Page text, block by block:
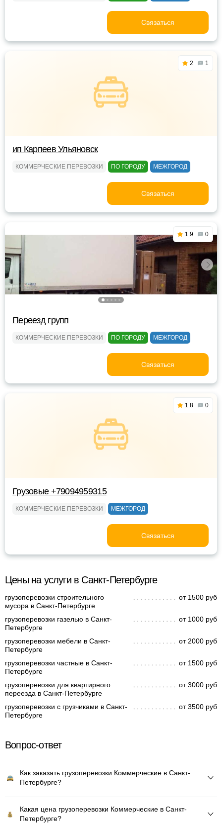
Связаться
2 1
ип Карпеев Ульяновск
КОММЕРЧЕСКИЕ ПЕРЕВОЗКИ ПО ГОРОДУ МЕЖГОРОД
Связаться
1.9 0
Переезд групп
КОММЕРЧЕСКИЕ ПЕРЕВОЗКИ ПО ГОРОДУ МЕЖГОРОД
Связаться
1.8 0
Грузовые +79094959315
КОММЕРЧЕСКИЕ ПЕРЕВОЗКИ МЕЖГОРОД
Связаться
Цены на услуги в Санкт-Петербурге
грузоперевозки строительного
мусора в Санкт-Петербурге
от 1500 руб
грузоперевозки газелью в Санкт-
Петербурге
от 1000 руб
грузоперевозки мебели в Санкт-
Петербурге
от 2000 руб
грузоперевозки частные в Санкт-
Петербурге
от 1500 руб
грузоперевозки для квартирного
переезда в Санкт-Петербурге
от 3000 руб
грузоперевозки с грузчиками в Санкт-
Петербурге
от 3500 руб
Вопрос-ответ
Как заказать грузоперевозки Коммерческие в Санкт-
Петербурге?
Какая цена грузоперевозки Коммерческие в Санкт-
Петербурге?